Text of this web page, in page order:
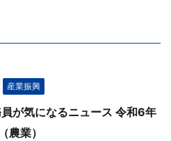
産業振興
が気になるニュース 令和6年
農業）